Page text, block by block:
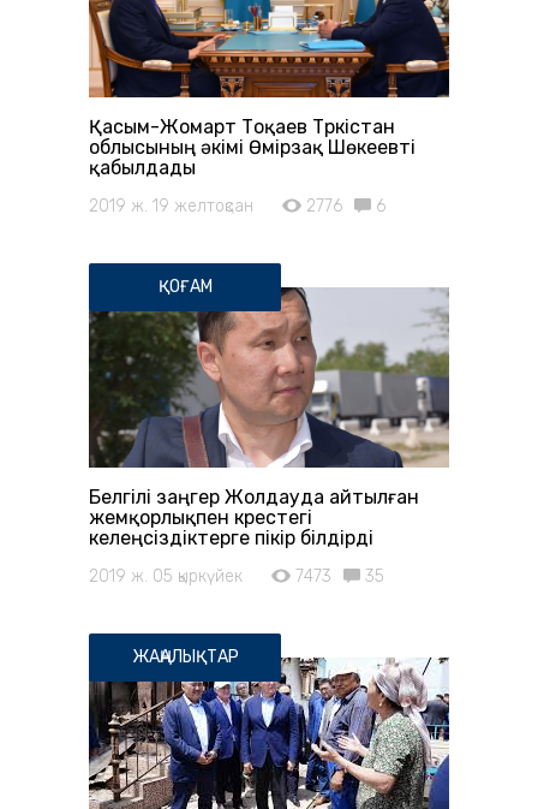
Қасым-Жомарт Тоқаев Түркістан
облысының әкімі Өмірзақ Шөкеевті
қабылдады
2019 ж. 19 желтоқсан 2776 6
ҚОҒАМ
Белгілі заңгер Жолдауда айтылған
жемқорлықпен күрестегі
келеңсіздіктерге пікір білдірді
2019 ж. 05 қыркүйек 7473 35
ЖАҢАЛЫҚТАР